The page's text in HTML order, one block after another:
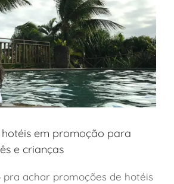
hotéis em promoção para
e crianças
pra achar promoções de hotéis